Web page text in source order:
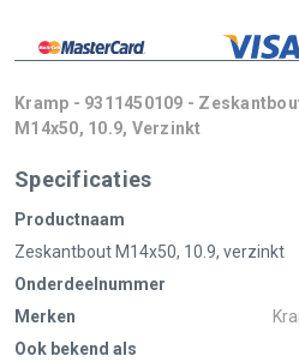
Kramp - 9311450109 -
M14x50, 10.9, Verzinkt
Specificaties
Productnaam
Zeskantbout M14x50, 10.9, verzinkt
Onderdeelnummer
Merken
Ook bekend als